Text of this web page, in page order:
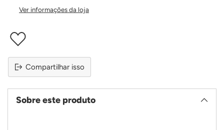
Ver informações da loja
Compartilhar isso
Sobre este produto